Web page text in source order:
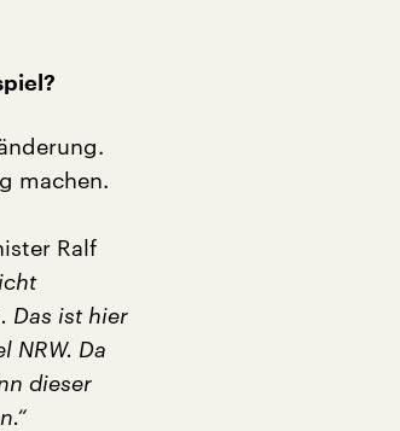
machen.
Ralf
Das ist hier
NRW. Da
dieser